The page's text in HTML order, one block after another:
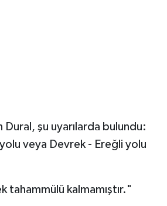
Dural, şu uyarılarda bulundu:
veya Devrek - Ereğli yolu
tahammülü kalmamıştır."